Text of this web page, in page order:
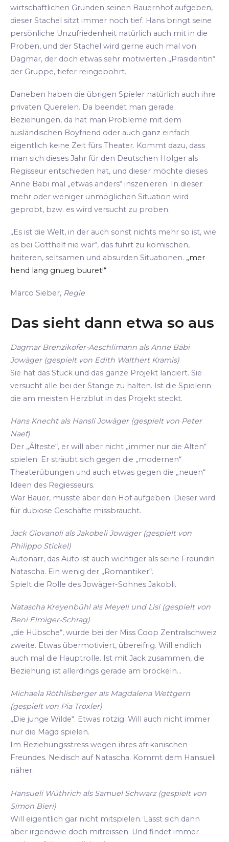
wirtschaftlichen Gründen seinen Bauernhof aufgeben,
dieser Stachel sitzt immer noch tief. Hans bringt seine
persönliche Unzufriedenheit natürlich auch mit in die
Proben, und der Stachel wird gerne auch mal von
Dagmar, der doch etwas sehr motivierten „Präsidentin“
der Gruppe, tiefer reingebohrt.
Daneben haben die übrigen Spieler natürlich auch ihre
privaten Querelen. Da beendet man gerade
Beziehungen, da hat man Probleme mit dem
ausländischen Boyfriend oder auch ganz einfach
eigentlich keine Zeit fürs Theater. Kommt dazu, dass
man sich dieses Jahr für den Deutschen Holger als
Regisseur entschieden hat, und dieser möchte dieses
Anne Bäbi mal „etwas anders“ inszenieren. In dieser
mehr oder weniger unmöglichen Situation wird
geprobt, bzw. es wird versucht zu proben.
„Es ist die Welt, in der auch sonst nichts mehr so ist, wie
es bei Gotthelf nie war“, das führt zu komischen,
heiteren, seltsamen und absurden Situationen. „mer
hend lang gnueg buuret!“
Marco Sieber, Regie
Das sieht dann etwa so aus
Dagmar Brenzikofer-Aeschlimann als Anne Bäbi
Jowäger (gespielt von Edith Walthert Kramis)
Sie hat das Stück und das ganze Projekt lanciert. Sie
versucht alle bei der Stange zu halten. Ist die Spielerin
die am meisten Herzblut in das Projekt steckt.
Hans Knecht als Hansli Jowäger (gespielt von Peter
Naef)
Der „Älteste“, er will aber nicht „immer nur die Alten“
spielen. Er sträubt sich gegen die „modernen“
Theaterübungen und auch etwas gegen die „neuen“
Ideen des Regiesseurs.
War Bauer, musste aber den Hof aufgeben. Dieser wird
für dubiose Geschäfte missbraucht.
Jack Giovanoli als Jakobeli Jowäger (gespielt von
Philippo Stickel)
Autonarr, das Auto ist auch wichtiger als seine Freundin
Natascha. Ein wenig der „Romantiker“.
Spielt die Rolle des Jowäger-Sohnes Jakobli.
Natascha Kreyenbühl als Meyeli und Lisi (gespielt von
Beni Elmiger-Schrag)
„die Hübsche“, wurde bei der Miss Coop Zentralschweiz
zweite. Etwas übermotiviert, übereifrig. Will endlich
auch mal die Hauptrolle. Ist mit Jack zusammen, die
Beziehung ist allerdings gerade am bröckeln...
Michaela Röthlisberger als Magdalena Wettgern
(gespielt von Pia Troxler)
„Die junge Wilde“. Etwas rotzig. Will auch nicht immer
nur die Magd spielen.
Im Beziehungsstress wegen ihres afrikanischen
Freundes. Neidisch auf Natascha. Kommt dem Hansueli
näher.
Hansueli Wüthrich als Samuel Schwarz (gespielt von
Simon Bieri)
Will eigentlich gar nicht mitspielen. Lässt sich dann
aber irgendwie doch mitreissen. Und findet immer